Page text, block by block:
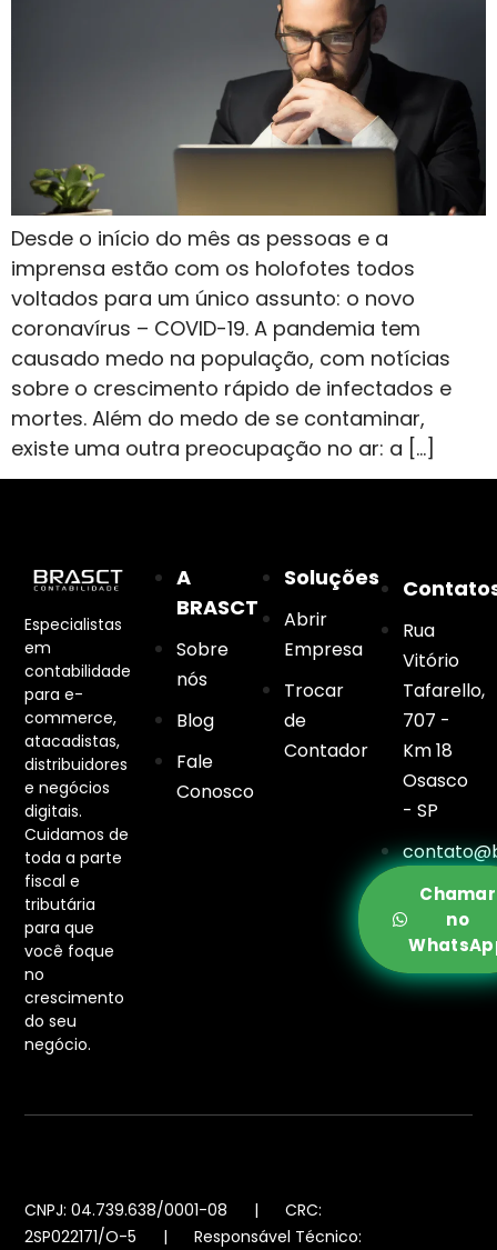
Desde o início do mês as pessoas e a
imprensa estão com os holofotes todos
voltados para um único assunto: o novo
coronavírus – COVID-19. A pandemia tem
causado medo na população, com notícias
sobre o crescimento rápido de infectados e
mortes. Além do medo de se contaminar,
existe uma outra preocupação no ar: a […]
Especialistas
em
contabilidade
para e-
commerce,
atacadistas,
distribuidores
e negócios
digitais.
Cuidamos de
toda a parte
fiscal e
tributária
para que
você foque
no
crescimento
do seu
negócio.
A
BRASCT
Sobre
nós
Blog
Fale
Conosco
Soluções
Abrir
Empresa
Trocar
de
Contador
Rua
Vitório
Tafarello,
707 -
Km 18
Osasco
- SP
Chamar
no
CNPJ: 04.739.638/0001-08 | CRC:
2SP022171/O-5 | Responsável Técnico: